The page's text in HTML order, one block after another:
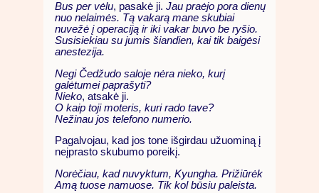
Bus per vėlu, pasakė ji. Jau praėjo pora dienų
nuo nelaimės. Tą vakarą mane skubiai
nuvežė į operaciją ir iki vakar buvo be ryšio.
Susisiekiau su jumis šiandien, kai tik baigėsi
anestezija.
Negi Čedžudo saloje nėra nieko, kurį
galėtumei paprašyti?
Nieko, atsakė ji.
O kaip toji moteris, kuri rado tave?
Nežinau jos telefono numerio.
Pagalvojau, kad jos tone išgirdau užuominą į
neįprasto skubumo poreikį.
Norėčiau, kad nuvyktum, Kyungha. Prižiūrėk
Amą tuose namuose. Tik kol būsiu paleista.